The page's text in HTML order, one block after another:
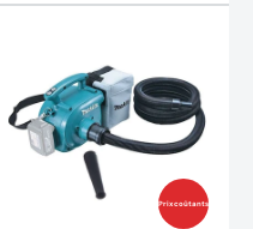
Prix coûtants